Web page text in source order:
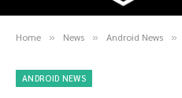
Home » News » Android News »
ANDROID NEWS